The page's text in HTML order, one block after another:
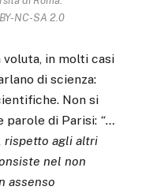
NC-SA 2.0
voluta, in molti casi
di scienza:
Non si
parole di Parisi: “…
rispetto agli altri
nel non
assenso